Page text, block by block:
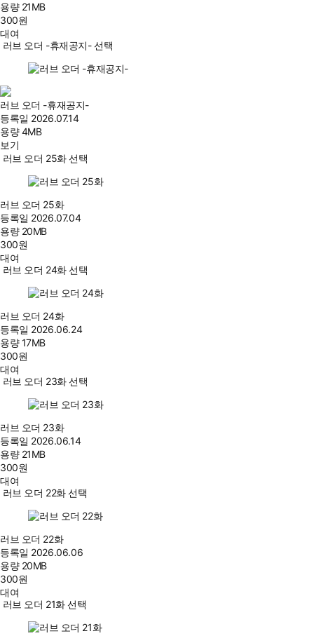
용량 21MB
300원
대여
러브 오더 -휴재공지- 선택
러브 오더 -휴재공지-
등록일 2026.07.14
용량4MB
보기
러브 오더 25화 선택
러브 오더 25화
등록일 2026.07.04
용량 20MB
300원
대여
러브 오더 24화 선택
러브 오더 24화
등록일 2026.06.24
용량17MB
300원
대여
러브 오더 23화 선택
러브 오더 23화
등록일 2026.06.14
용량 21MB
300원
대여
러브 오더 22화 선택
러브 오더 22화
등록일 2026.06.06
용량 20MB
300원
대여
러브 오더 21화 선택